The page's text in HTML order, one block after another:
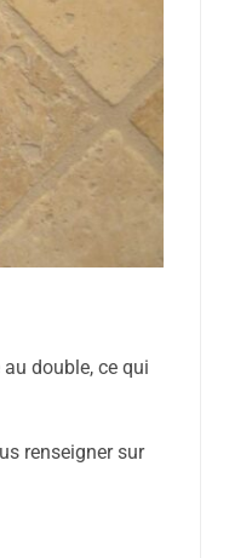
double, ce qui
renseigner sur